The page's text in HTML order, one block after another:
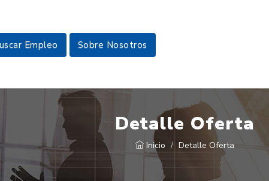
Empleo Sobre Nosotros
Detalle Oferta
Inicio Detalle Oferta